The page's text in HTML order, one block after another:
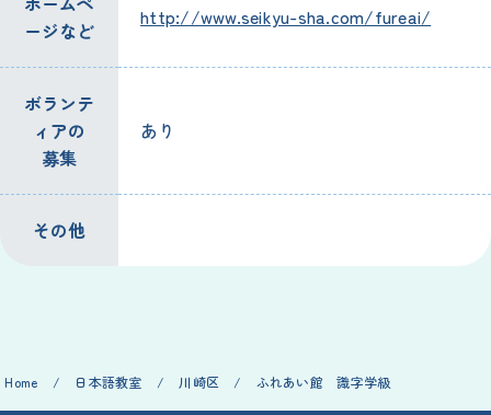
ージなど
http://www.seikyu-sha.com/fureai/
ボランテ
ィアの
募集
あり
その他
Home / 日本語教室 / 川崎区 / ふれあい館 識字学級